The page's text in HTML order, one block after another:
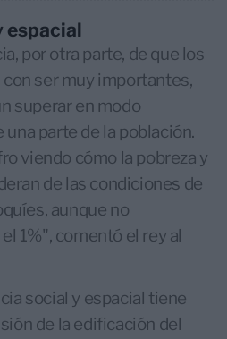
espacial
por otra parte, de que los
ser muy importantes,
superar en modo
parte de la población.
viendo cómo la pobreza y
de las condiciones de
aunque no
1%", comentó el rey al
social y espacial tiene
de la edificación del